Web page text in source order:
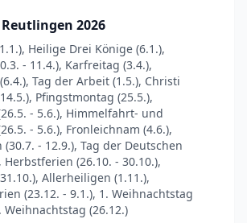
2026
Heilige Drei Könige (6.1.),
- 11.4.), Karfreitag (3.4.),
Tag der Arbeit (1.5.), Christi
Pfingstmontag (25.5.),
- 5.6.), Himmelfahrt- und
- 5.6.), Fronleichnam (4.6.),
- 12.9.), Tag der Deutschen
Herbstferien (26.10. - 30.10.),
Allerheiligen (1.11.),
(23.12. - 9.1.), 1. Weihnachtstag
Weihnachtstag (26.12.)